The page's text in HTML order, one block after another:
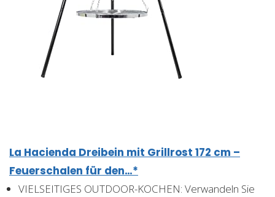
La Hacienda Dreibein mit Grillrost 172 cm –
Feuerschalen für den…*
VIELSEITIGES OUTDOOR-KOCHEN: Verwandeln Sie